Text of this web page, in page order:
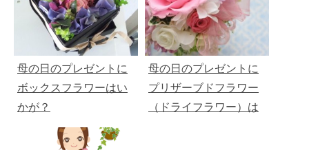
母の日のプレゼントに
ボックスフラワーはい
かが？
母の日のプレゼントに
プリザーブドフラワー
（ドライフラワー）は